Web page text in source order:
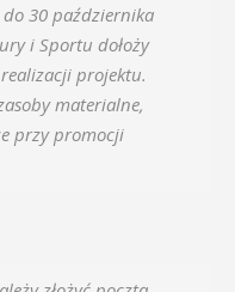
30 października
i Sportu dołoży
projektu.
materialne,
przy promocji